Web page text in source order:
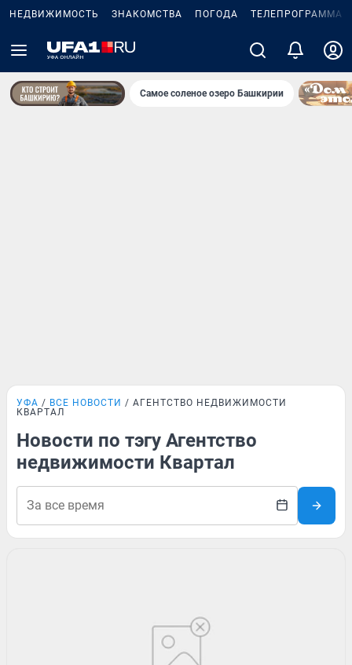
НЕДВИЖИМОСТЬ ЗНАКОМСТВА ПОГОДА ТЕЛЕПРОГРАММА
Самое соленое озеро Башкирии
УФА ВСЕ НОВОСТИ
АГЕНТСТВО НЕДВИЖИМОСТИ
КВАРТАЛ
Новости по тэгу Агентство
недвижимости Квартал